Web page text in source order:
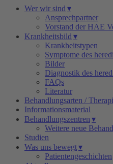
Wer wir sind ▾
Ansprechpartner
Vorstand der HAE
Krankheitsbild ▾
Krankheitstypen
Symptome des
Bilder
Diagnostik des
FAQs
Literatur
Behandlungsarten /
Informationsmaterial
Behandlungszentren ▾
Weitere neue
Studien
Was uns bewegt▾
Patientengeschichten